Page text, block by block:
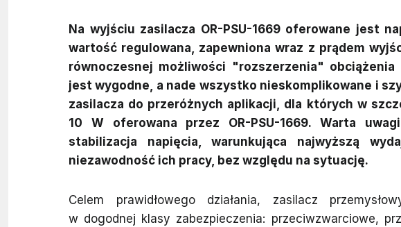
Na wyjściu zasilacza OR-PSU-1669 oferowane jest
wartość regulowana, zapewniona wraz z prądem
równoczesnej możliwości "rozszerzenia"
jest wygodne, a nade wszystko nieskomplikowane i
zasilacza do przeróżnych aplikacji, dla których w
10 W oferowana przez OR-PSU-1669. Warta
stabilizacja napięcia, warunkująca najwyższą
niezawodność ich pracy, bez względu na sytuację.
Celem prawidłowego działania, zasilacz
w dogodnej klasy zabezpieczenia: przeciwzwarciowe,